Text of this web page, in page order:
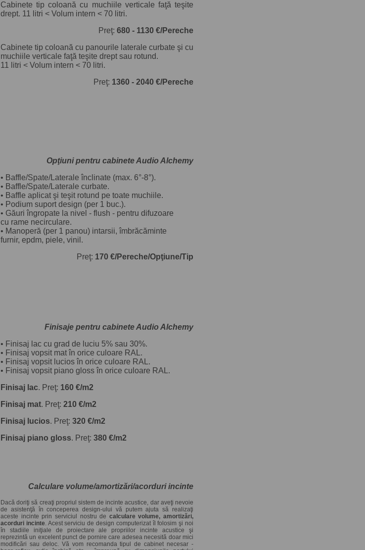
Cabinete tip coloană cu muchiile verticale faţă teşite
drept. 11 litri < Volum intern < 70 litri.
Preţ: 680 - 1130 €/Pereche
Cabinete tip coloană cu panourile laterale curbate şi cu
muchiile verticale faţă teşite drept sau rotund.
11 litri < Volum intern < 70 litri.
Preţ: 1360 - 2040 €/Pereche
Opţiuni pentru cabinete Audio Alchemy
• Baffle/Spate/Laterale înclinate (max. 6°-8°).
• Baffle/Spate/Laterale curbate.
• Baffle aplicat şi teşit rotund pe toate muchiile.
• Podium suport design (per 1 buc.).
• Găuri îngropate la nivel - flush - pentru difuzoare
cu rame necirculare.
• Manoperă (per 1 panou) intarsii, îmbrăcăminte
furnir, epdm, piele, vinil.
Preţ: 170 €/Pereche/Opţiune/Tip
Finisaje pentru cabinete Audio Alchemy
• Finisaj lac cu grad de luciu 5% sau 30%.
• Finisaj vopsit mat în orice culoare RAL.
• Finisaj vopsit lucios în orice culoare RAL.
• Finisaj vopsit piano gloss în orice culoare RAL.
Finisaj lac. Preţ: 160 €/m2
Finisaj mat. Preţ: 210 €/m2
Finisaj lucios. Preţ: 320 €/m2
Finisaj piano gloss. Preţ: 380 €/m2
Calculare volume/amortizări/acorduri incinte
Dacă doriţi să creaţi propriul sistem de incinte acustice, dar aveţi nevoie
de asistenţă în conceperea design-ului vă putem ajuta să realizaţi
aceste incinte prin serviciul nostru de calculare volume, amortizări,
acorduri incinte. Acest serviciu de design computerizat îl folosim şi noi
în stadiile iniţiale de proiectare ale propriilor incinte acustice şi
reprezintă un excelent punct de pornire care adesea necesită doar mici
modificări sau deloc. Vă vom recomanda tipul de cabinet necesar -